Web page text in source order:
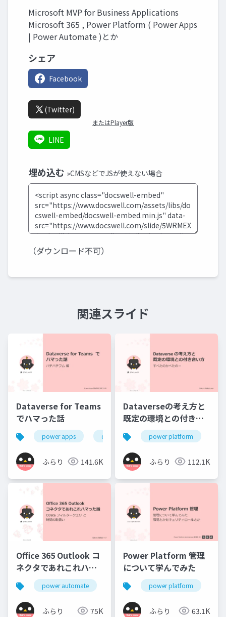
Microsoft MVP for Business Applications
Microsoft 365 , Power Platform ( Power Apps
| Power Automate )とか
シェア
Facebook
(Twitter)
またはPlayer版
LINE
埋め込む »CMSなどでJSが使えない場合
（ダウンロード不可）
関連スライド
Dataverse for Teams
でハマった話
power apps dataverse for teams power platform
ふらり 141.6K
Dataverseの考え方と
既定の環境との付き合
い方
power platform
ふらり 112.1K
Office 365 Outlook コ
ネクタであれこれハマ
った話power automate exchange online power
ふらり 75K
Power Platform 管理
について学んでみた
power platform
ふらり 63.1K